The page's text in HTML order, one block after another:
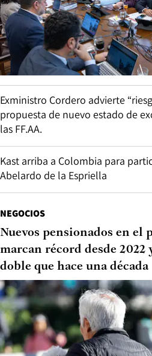
Exministro Cordero advierte
propuesta de nuevo estado de
las FF.AA.
Kast arriba a Colombia para
Abelardo de la Espriella
NEGOCIOS
Nuevos pensionados en el
marcan récord desde 2022
doble que hace una década